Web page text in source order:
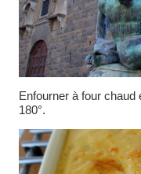
Enfourner à four chaud
180°.